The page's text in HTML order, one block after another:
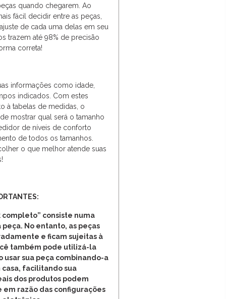
quando chegarem. Ao
fácil decidir entre as peças,
de cada uma delas em seu
trazem até 98% de precisão
correta!
informações como idade,
indicados. Com estes
à tabelas de medidas, o
mostrar qual será o tamanho
de níveis de conforto
de todos os tamanhos.
o que melhor atende suas
completo” consiste numa
No entanto, as peças
e ficam sujeitas à
também pode utilizá-la
usar sua peça combinando-a
casa, facilitando sua
dos produtos podem
razão das configurações